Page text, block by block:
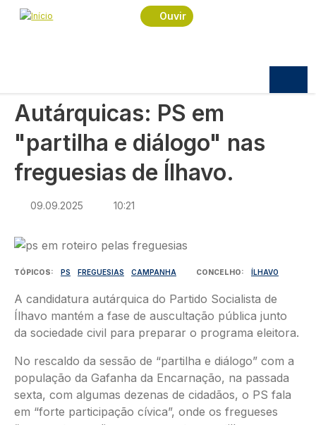
Passar para o conteúdo principal
Ouvir
Navegação estrutural
Início
Política
Autárquicas: PS em "partilha e diálogo" nas
Autárquicas: PS em
"partilha e diálogo" nas
freguesias de Ílhavo.
09.09.2025 10:21
Imagem
TÓPICOS PS FREGUESIAS CAMPANHA CONCELHO ÍLHAVO
A candidatura autárquica do Partido Socialista de
Ílhavo mantém a fase de auscultação pública junto
da sociedade civil para preparar o programa eleitora.
No rescaldo da sessão de “partilha e diálogo” com a
população da Gafanha da Encarnação, na passada
sexta, com algumas dezenas de cidadãos, o PS fala
em “forte participação cívica”, onde os fregueses